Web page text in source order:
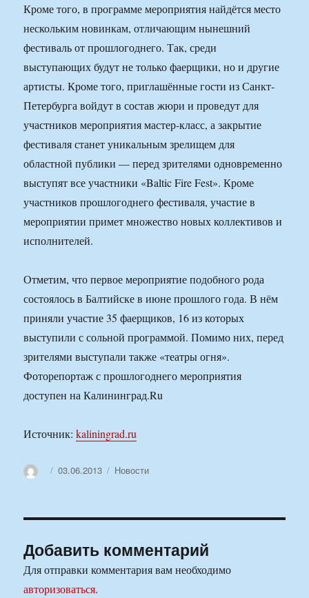
Кроме того, в программе мероприятия найдётся место
нескольким новинкам, отличающим нынешний
фестиваль от прошлогоднего. Так, среди
выступающих будут не только фаерщики, но и другие
артисты. Кроме того, приглашённые гости из Санкт-
Петербурга войдут в состав жюри и проведут для
участников мероприятия мастер-класс, а закрытие
фестиваля станет уникальным зрелищем для
областной публики — перед зрителями одновременно
выступят все участники «Baltic Fire Fest». Кроме
участников прошлогоднего фестиваля, участие в
мероприятии примет множество новых коллективов и
исполнителей.
Отметим, что первое мероприятие подобного рода
состоялось в Балтийске в июне прошлого года. В нём
приняли участие 35 фаерщиков, 16 из которых
выступили с сольной программой. Помимо них, перед
зрителями выступали также «театры огня».
Фоторепортаж с прошлогоднего мероприятия
доступен на Калининград.Ru
Источник:kaliningrad.ru
АвторОпубликовано
03.06.2013 Рубрики
Новости
Добавить комментарий
Для отправки комментария вам необходимо
авторизоваться.